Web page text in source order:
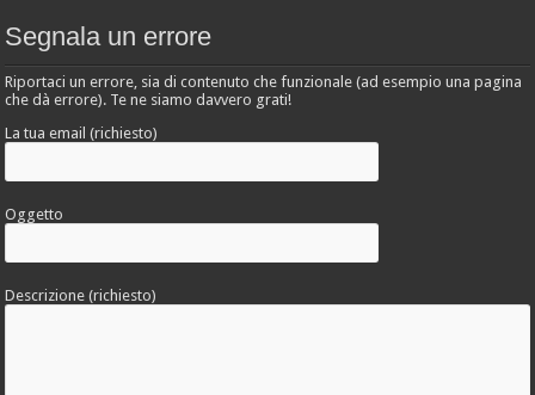
Segnala un errore
Riportaci un errore, sia di contenuto che funzionale (ad esempio una pagina
che dà errore). Te ne siamo davvero grati!
La tua email (richiesto)
Oggetto
Descrizione (richiesto)